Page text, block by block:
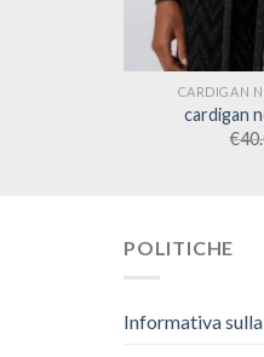
CARDIGAN
cardigan
€
POLITICHE
Informativa